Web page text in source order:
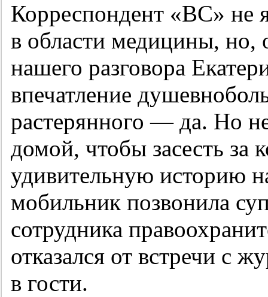
Корреспондент «ВС» не
в области медицины, но,
нашего разговора
впечатление
растерянного — да. Но
домой, чтобы засесть за
удивительную историю
мобильник позвонила
сотрудника
отказался от встречи с
в гости.